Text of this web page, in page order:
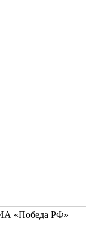
«Победа РФ»